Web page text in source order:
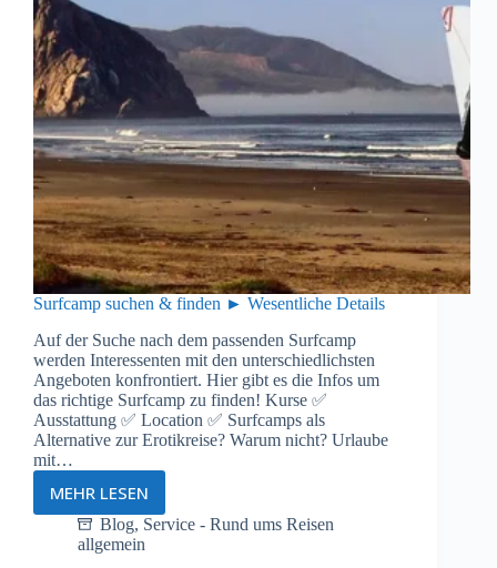
Surfcamp suchen & finden ► Wesentliche Details
Auf der Suche nach dem passenden Surfcamp
werden Interessenten mit den unterschiedlichsten
Angeboten konfrontiert. Hier gibt es die Infos um
das richtige Surfcamp zu finden! Kurse ✅
Ausstattung ✅ Location ✅ Surfcamps als
Alternative zur Erotikreise? Warum nicht? Urlaube
mit…
MEHR LESEN
Surfcamp
suchen
&
Blog, Service - Rund ums Reisen
allgemein